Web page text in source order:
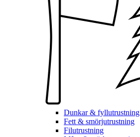
Dunkar & fyllutrustning
Fett & smörjutrustning
Filutrustning